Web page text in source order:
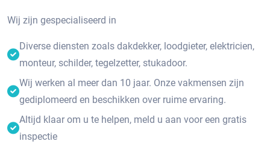
Wij zijn gespecialiseerd in
Diverse diensten zoals dakdekker, loodgieter, elektricien,
monteur, schilder, tegelzetter, stukadoor.
Wij werken al meer dan 10 jaar. Onze vakmensen zijn
gediplomeerd en beschikken over ruime ervaring.
Altijd klaar om u te helpen, meld u aan voor een gratis
inspectie